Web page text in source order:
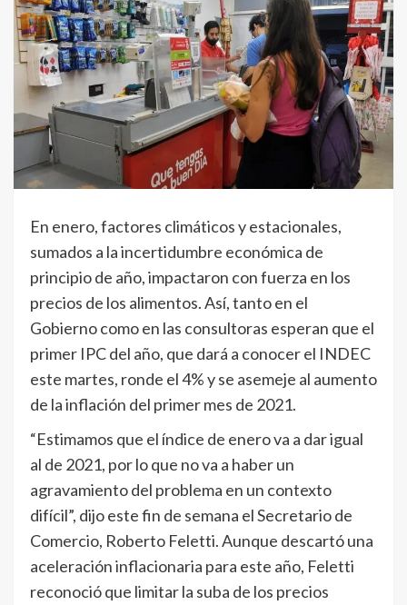
En enero, factores climáticos y estacionales,
sumados a la incertidumbre económica de
principio de año, impactaron con fuerza en los
precios de los alimentos. Así, tanto en el
Gobierno como en las consultoras esperan que el
primer IPC del año, que dará a conocer el INDEC
este martes, ronde el 4% y se asemeje al aumento
de la inflación del primer mes de 2021.
“Estimamos que el índice de enero va a dar igual
al de 2021, por lo que no va a haber un
agravamiento del problema en un contexto
difícil”, dijo este fin de semana el Secretario de
Comercio, Roberto Feletti. Aunque descartó una
aceleración inflacionaria para este año, Feletti
reconoció que limitar la suba de los precios